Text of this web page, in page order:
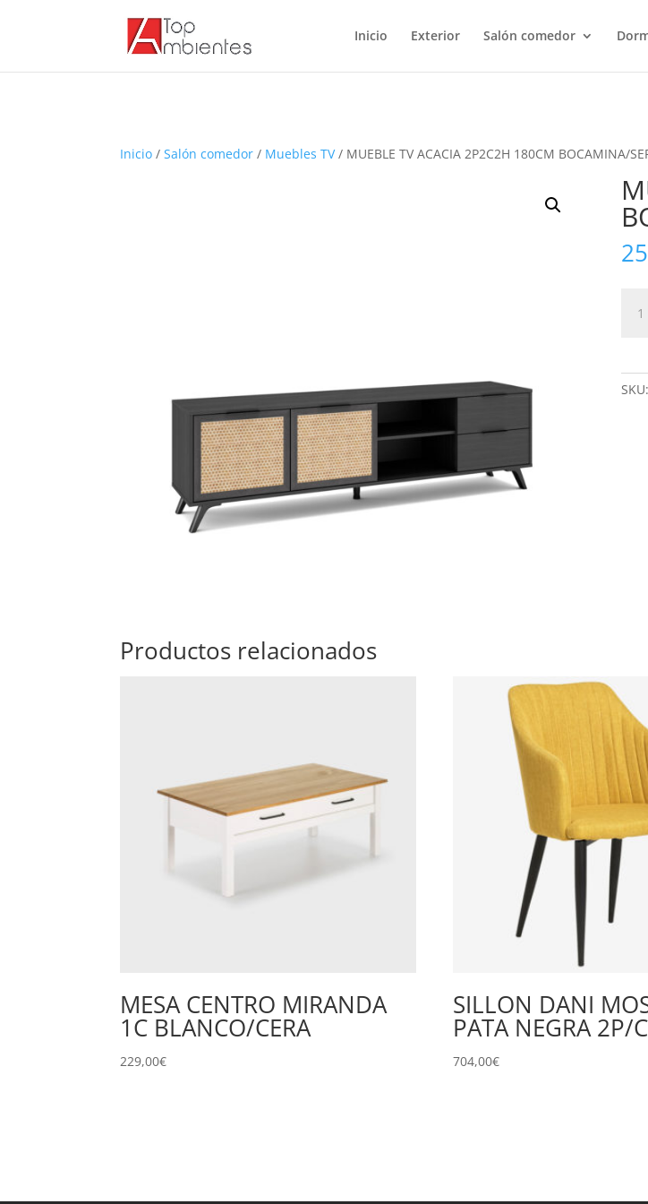
Inicio Exterior Salón comedor
Inicio /Salón comedor / Muebles TV/ MUEBLE TV ACACIA 2P2C2H 180CM BOCAMINA/
SKU:
Productos relacionados
MESA CENTRO MIRANDA
1C BLANCO/CERA
229,00€
SILLON DANI
PATA NEGRA 2P/
704,00€